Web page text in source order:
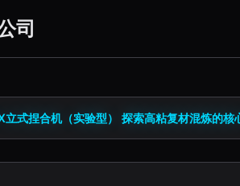
司
立式捏合机（实验型） 探索高粘复材混炼的核